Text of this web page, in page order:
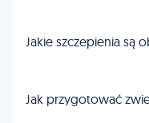
Jakie szczepienia są
Jak przygotować